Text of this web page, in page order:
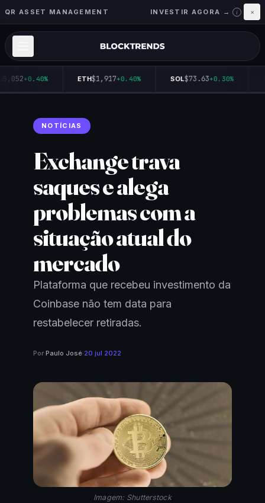
QR ASSET MANAGEMENT INVESTIR AGORA → i ×
+0.40% ETH$1,917+0.40% SOL$73.63+0.30%
NOTÍCIAS
Exchange trava
saques e alega
problemas com a
situação atual do
mercado
Plataforma que recebeu investimento da
Coinbase não tem data para
restabelecer retiradas.
Por Paulo José·20 jul 2022
Imagem: Shutterstock